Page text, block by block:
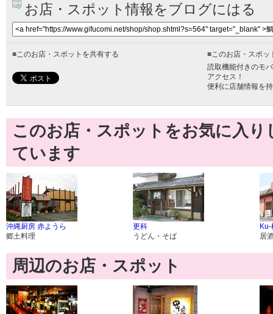
お店・スポット情報をブログにはる
■このお店・スポットを共有する ■このお店・スポッ
読取機能付きのモ
アクセス！
便利に店舗情報を
このお店・スポットをお気に入
ています
沖縄厨房 赤ようら
郷土料理
更科
うどん・そば
居
周辺のお店・スポット